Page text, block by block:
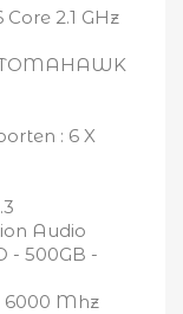
2.1 GHz
: 6 X
Audio
- 500GB -
6000 Mhz